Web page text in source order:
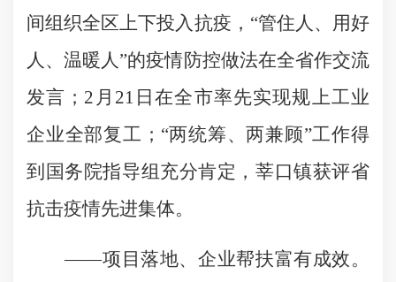
间组织全区上下投入抗疫，“管住人、用好
人、温暖人”的疫情防控做法在全省作交流
发言；2月21日在全市率先实现规上工业
企业全部复工；“两统筹、两兼顾”工作得
到国务院指导组充分肯定，莘口镇获评省
抗击疫情先进集体。
——项目落地、企业帮扶富有成效。